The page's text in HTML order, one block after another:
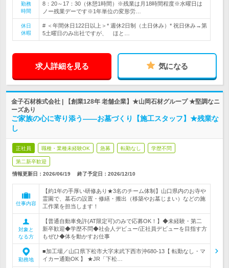
勤務
時間
8：20～17：30（休憩1時間）※残業は月18時間程度※水曜日は
ノー残業デーです※1年単位の変形労…
休日
休暇
# ＜年間休日122日以上＞* 週休2日制（土日休み）* 祝日休み→第
5土曜日のみ出社ですが、 ほと…
求人詳細を見る 気になる
金子石材株式会社 | 【創業128年 老舗企業】★山岡石材グループ ★堅調なニ
ーズあり
ご家族の心に寄り添う――お墓づくり【施工スタッフ】★残業な
し
正社員 職種・業種未経験OK 急募 転勤なし 学歴不問
第二新卒歓迎
情報更新日：2026/06/19 終了予定日： 2026/12/10
仕事内容
【約1年の手厚い研修あり★3名のチーム体制】山口県内のお寺や
霊園で、墓石の設置・修繕・搬出（移築やお墓じまい）などの施
工作業を担当します！
対象と
なる方
【普通自動車免許(AT限定可)のみで応募OK！】◆未経験・第二
新卒歓迎◆学歴不問◆社会人デビュー/正社員デビューを目指す方
もぜひ◆体を動かすお仕事
勤務地
■加工場／山口県下松市大字末武下西市沖680-13【 転勤なし・マ
イカー通勤OK 】 ★JR「下松…